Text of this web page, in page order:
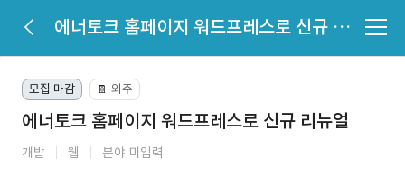
에너토크 홈페이지 워드프레스로 신규 리뉴얼
모집 마감 📔 외주
에너토크 홈페이지 워드프레스로 신규 리뉴얼
개발 웹 분야 미입력